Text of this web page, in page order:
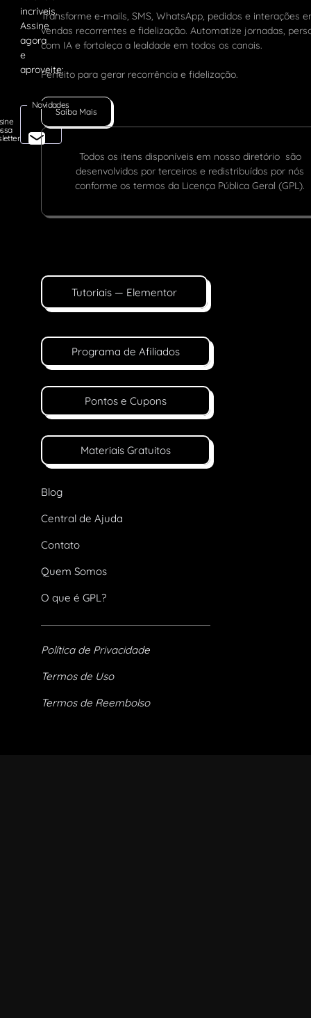
Novidades
Transforme e-mails, SMS, WhatsApp, pedidos e interações
vendas recorrentes e fidelização. Automatize jornadas,
com IA e fortaleça a lealdade em todos os canais.
Perfeito para gerar recorrência e fidelização.
Saiba Mais
Todos os itens disponíveis em nosso diretório são
desenvolvidos por terceiros e redistribuídos por nós
conforme os termos da Licença Pública Geral (GPL).
Tutoriais — Elementor
Programa de Afiliados
Pontos e Cupons
Materiais Gratuitos
Blog
Central de Ajuda
Contato
Quem Somos
O que é GPL?
Política de Privacidade
Termos de Uso
Termos de Reembolso